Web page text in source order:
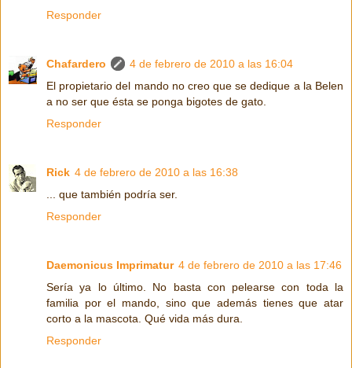
Responder
Chafardero
4 de febrero de 2010 a las 16:04
El propietario del mando no creo que se dedique a la Belen
a no ser que ésta se ponga bigotes de gato.
Responder
Rick 4 de febrero de 2010 a las 16:38
... que también podría ser.
Responder
Daemonicus Imprimatur 4 de febrero de 2010 a las 17:46
Sería ya lo último. No basta con pelearse con toda la
familia por el mando, sino que además tienes que atar
corto a la mascota. Qué vida más dura.
Responder